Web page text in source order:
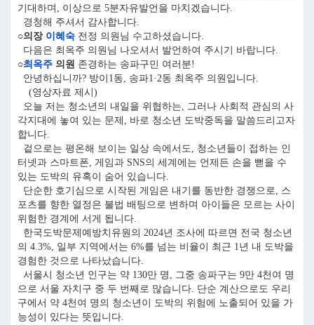
기대하며, 이상으로 5분자유발언을 마치겠습니다.
경청해 주셔서 감사합니다.
○의장 이혜숙 전정 의원님 수고하셨습니다.
다음은 최옥주 의원님 나오셔서 발언하여 주시기 바랍니다.
○최옥주 의원 존경하는 송파구민 여러분!
안녕하십니까? 방이1동, 송파1·2동 최옥주 의원입니다.
(영상자료 제시)
오늘 저는 청소년의 내일을 위협하는, 그러나 사회적 관심의 사
각지대에 놓여 있는 문제, 바로 청소년 도박중독을 말씀드리고자
합니다.
겉으로는 평온해 보이는 일상 속에서도, 청소년들이 접하는 인
터넷과 스마트폰, 게임과 SNS의 세계에는 언제든 손을 뻗을 수
있는 도박의 유혹이 숨어 있습니다.
단순한 호기심으로 시작된 게임은 내기를 동반한 경쟁으로, 스
포츠를 향한 열정은 불법 배팅으로 변하며 아이들은 모르는 사이
위험한 경계에 서게 됩니다.
한국도박문제예방치유원의 2024년 조사에 따르면 전국 청소년
의 4.3%, 일부 지역에서는 6%를 넘는 비율이 최근 1년 내 도박을
경험한 것으로 나타났습니다.
서울시 청소년 인구는 약 130만 명, 그중 송파구는 9만 4천여 명
으로 서울 자치구 중 두 번째로 많습니다. 단순 계산으로도 우리
구에서 약 4천여 명의 청소년이 도박의 위험에 노출되어 있을 가
능성이 있다는 뜻입니다.